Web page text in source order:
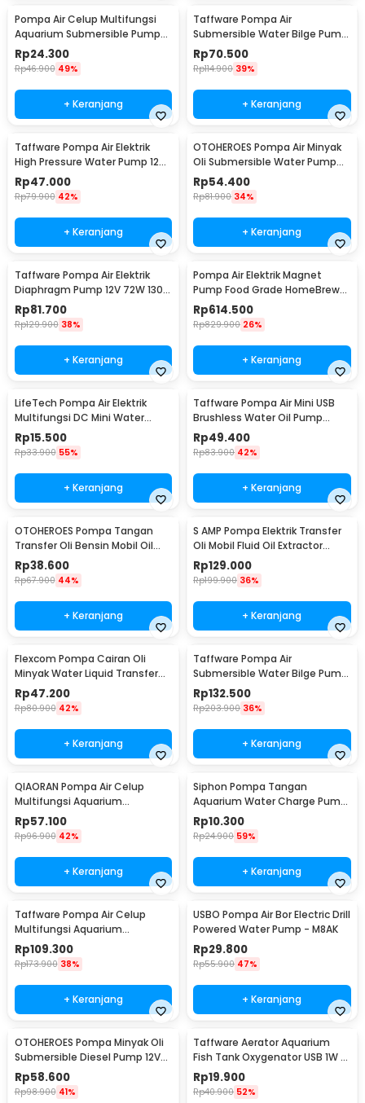
Pompa Air Celup Multifungsi
Aquarium Submersible Pump
12V 6W - YX-385
Rp24.300
Rp46.900 49%
+ Keranjang
Taffware Pompa Air
Submersible Water Bilge Pump
12 V - CH8028
Rp70.500
Rp114.900 39%
+ Keranjang
Taffware Pompa Air Elektrik
High Pressure Water Pump 12V
3.5L/min - DP-521
Rp47.000
Rp79.900 42%
+ Keranjang
OTOHEROES Pompa Air Minyak
Oli Submersible Water Pump
12V - YB-028
Rp54.400
Rp81.900 34%
+ Keranjang
Taffware Pompa Air Elektrik
Diaphragm Pump 12V 72W 130
PSI - DP-538
Rp81.700
Rp129.900 38%
+ Keranjang
Pompa Air Elektrik Magnet
Pump Food Grade HomeBrew
Wine 10W 19L/Min - MP-15RM
Rp614.500
Rp829.900 26%
+ Keranjang
LifeTech Pompa Air Elektrik
Multifungsi DC Mini Water
Pump 4.8W 12V - 365B-7
Rp15.500
Rp33.900 55%
+ Keranjang
Taffware Pompa Air Mini USB
Brushless Water Oil Pump
Submersible 5V - QR30A
Rp49.400
Rp83.900 42%
+ Keranjang
OTOHEROES Pompa Tangan
Transfer Oli Bensin Mobil Oil
Pump - NC01
Rp38.600
Rp67.900 44%
+ Keranjang
S AMP Pompa Elektrik Transfer
Oli Mobil Fluid Oil Extractor
Pump 12V - A3
Rp129.000
Rp199.900 36%
+ Keranjang
Flexcom Pompa Cairan Oli
Minyak Water Liquid Transfer
Pump - JT-600
Rp47.200
Rp80.900 42%
+ Keranjang
Taffware Pompa Air
Submersible Water Bilge Pump
12V - BL-2512SI
Rp132.500
Rp203.900 36%
+ Keranjang
QIAORAN Pompa Air Celup
Multifungsi Aquarium
Submersible Pump 5V 2.4W -
QR50A
Rp57.100
Rp96.900 42%
+ Keranjang
Siphon Pompa Tangan
Aquarium Water Charge Pump
1.7M - NC02
Rp10.300
Rp24.900 59%
+ Keranjang
Taffware Pompa Air Celup
Multifungsi Aquarium
Submersible Pump 12V 30W -
ZYW890
Rp109.300
Rp173.900 38%
+ Keranjang
USBO Pompa Air Bor Electric Drill
Powered Water Pump - M8AK
Rp29.800
Rp55.900 47%
+ Keranjang
OTOHEROES Pompa Minyak Oli
Submersible Diesel Pump 12V
51mm - BXG38
Rp58.600
Rp98.900 41%
Taffware Aerator Aquarium
Fish Tank Oxygenator USB 1W -
AB479
Rp19.900
Rp40.900 52%